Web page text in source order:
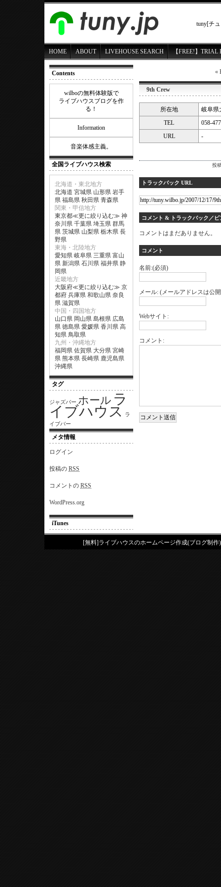
tuny[チ
HOME ABOUT LIVEHOUSE SEARCH 【FREE!】TRIAL
«
9th Crew
所在地
岐阜県
TEL
058-
URL
-
投
トラックバック URL
コメント & トラックバック／ピ
コメントはまだありません。
コメント
名前:(必須)
メール: (メールアドレスは公
Webサイト:
コメント:
Contents
wilboの無料体験版で
ライブハウスブログを作
る！
Information
音楽体感主義。
全国ライブハウス検索
北海道・東北地方
北海道 宮城県 山形県 岩手
県 福島県 秋田県 青森県
関東・甲信地方
東京都≪更に絞り込む≫ 神
奈川県 千葉県 埼玉県 群馬
県 茨城県 山梨県 栃木県 長
野県
東海・北陸地方
愛知県 岐阜県 三重県 富山
県 新潟県 石川県 福井県 静
岡県
近畿地方
大阪府≪更に絞り込む≫ 京
都府 兵庫県 和歌山県 奈良
県 滋賀県
中国・四国地方
山口県 岡山県 島根県 広島
県 徳島県 愛媛県 香川県 高
知県 鳥取県
九州・沖縄地方
福岡県 佐賀県 大分県 宮崎
県 熊本県 長崎県 鹿児島県
沖縄県
タグ
ジャズバー ホール ラ
イブハウス
ラ
イブバー
メタ情報
ログイン
投稿の RSS
コメントの RSS
WordPress.org
iTunes
[無料]ライブハウスのホームページ作成(ブログ制